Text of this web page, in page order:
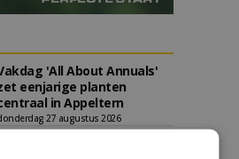
'All About Annuals'
eenjarige planten
in Appeltern
27 augustus 2026